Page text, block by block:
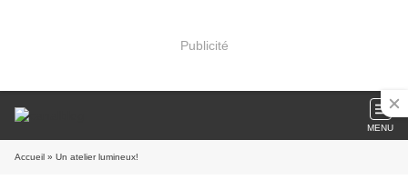
Publicité
MENU
Accueil » Un atelier lumineux!